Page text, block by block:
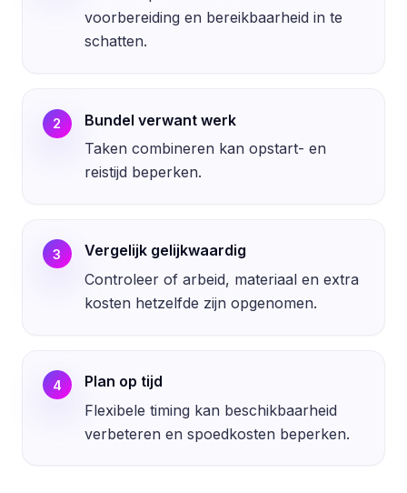
voorbereiding en bereikbaarheid in te
schatten.
2
Bundel verwant werk
Taken combineren kan opstart- en
reistijd beperken.
3
Vergelijk gelijkwaardig
Controleer of arbeid, materiaal en extra
kosten hetzelfde zijn opgenomen.
4
Plan op tijd
Flexibele timing kan beschikbaarheid
verbeteren en spoedkosten beperken.